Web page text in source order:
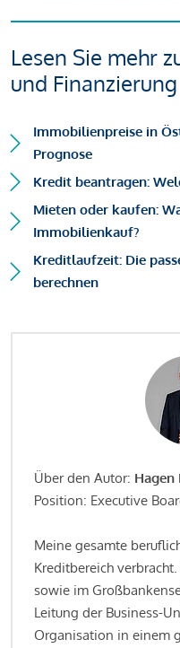
Lesen Sie mehr
und Finanzierung
Immobilienpreise in
Prognose
Kredit beantragen:
Mieten oder kaufen:
Immobilienkauf?
Kreditlaufzeit: Die
berechnen
Über den Autor: Hagen
Position: Executive
Meine gesamte
Kreditbereich
sowie im
Leitung der Business-
Organisation in einem